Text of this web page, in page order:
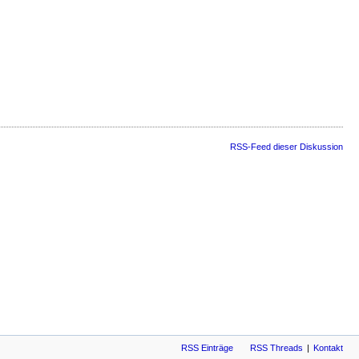
RSS-Feed dieser Diskussion
RSS Einträge RSS Threads Kontakt